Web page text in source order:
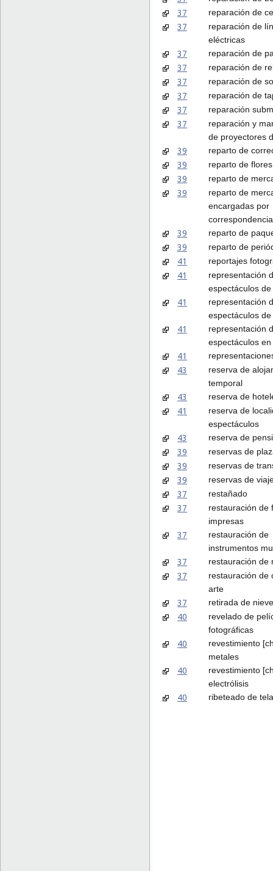
37 reparación de
37
reparación de
eléctricas
37 reparación de
37 reparación de
37 reparación de
37 reparación de
37 reparación
37
reparación y
de proyectores
39 reparto de
39 reparto de flores
39 reparto de
39
reparto de
encargadas por
correspondencia
39 reparto de
39 reparto de
41 reportajes
41
representación
espectáculos
41
representación
espectáculos
41
representación
espectáculos en
41
43
reserva de
temporal
43 reserva de
41
reserva de
espectáculos
43 reserva de
39 reservas de
39 reservas de
39 reservas de
37 restañado
37
restauración de
impresas
37
restauración de
instrumentos
37 restauración de
37
restauración de
arte
37 retirada de nieve
40
revelado de
fotográficas
40
revestimiento
metales
40
revestimiento
electrólisis
40 ribeteado de